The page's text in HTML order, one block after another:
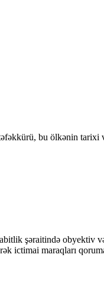
bu ölkənin tarixi
şəraitində obyektiv
ictimai maraqları